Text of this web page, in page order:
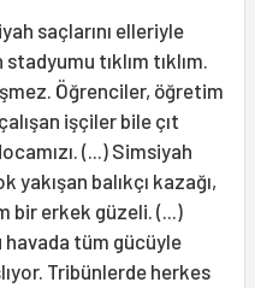
saçlarını elleriyle
tıklım tıklım.
Öğrenciler, öğretim
işçiler bile çıt
(...) Simsiyah
balıkçı kazağı,
bir erkek güzeli. (...)
havada tüm gücüyle
Tribünlerde herkes